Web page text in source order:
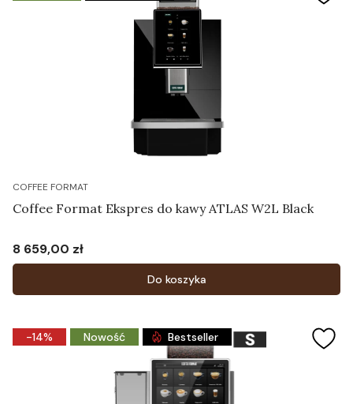
COFFEE FORMAT
Coffee Format Ekspres do kawy ATLAS W2L Black
Cena
8 659,00 zł
Do koszyka
-14% Nowość Bestseller